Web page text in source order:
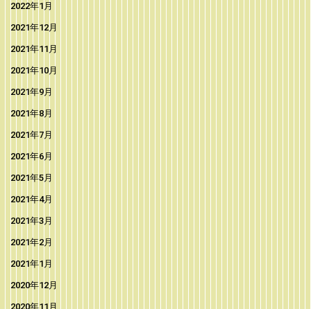
2022年1月
2021年12月
2021年11月
2021年10月
2021年9月
2021年8月
2021年7月
2021年6月
2021年5月
2021年4月
2021年3月
2021年2月
2021年1月
2020年12月
2020年11月